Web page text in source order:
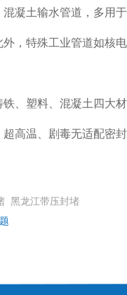
土输水管道，多用于
，特殊工业管道如核
塑料、混凝土四大材
高温、剧毒无适配密
黑龙江带压封堵